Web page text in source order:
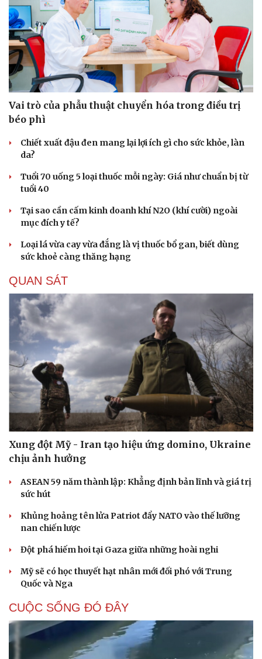
Cải chính
Vai trò của phẫu thuật chuyển hóa trong điều trị
béo phì
Chiết xuất đậu đen mang lại lợi ích gì cho sức khỏe, làn
da?
Tuổi 70 uống 5 loại thuốc mỗi ngày: Giá như chuẩn bị từ
tuổi 40
Tại sao cần cấm kinh doanh khí N2O (khí cười) ngoài
mục đích y tế?
Loại lá vừa cay vừa đắng là vị thuốc bổ gan, biết dùng
sức khoẻ càng thăng hạng
QUAN SÁT
Xung đột Mỹ - Iran tạo hiệu ứng domino, Ukraine
chịu ảnh hưởng
ASEAN 59 năm thành lập: Khẳng định bản lĩnh và giá trị
sức hút
Khủng hoảng tên lửa Patriot đẩy NATO vào thế lưỡng
nan chiến lược
Đột phá hiếm hoi tại Gaza giữa những hoài nghi
Mỹ sẽ có học thuyết hạt nhân mới đối phó với Trung
Quốc và Nga
CUỘC SỐNG ĐÓ ĐÂY